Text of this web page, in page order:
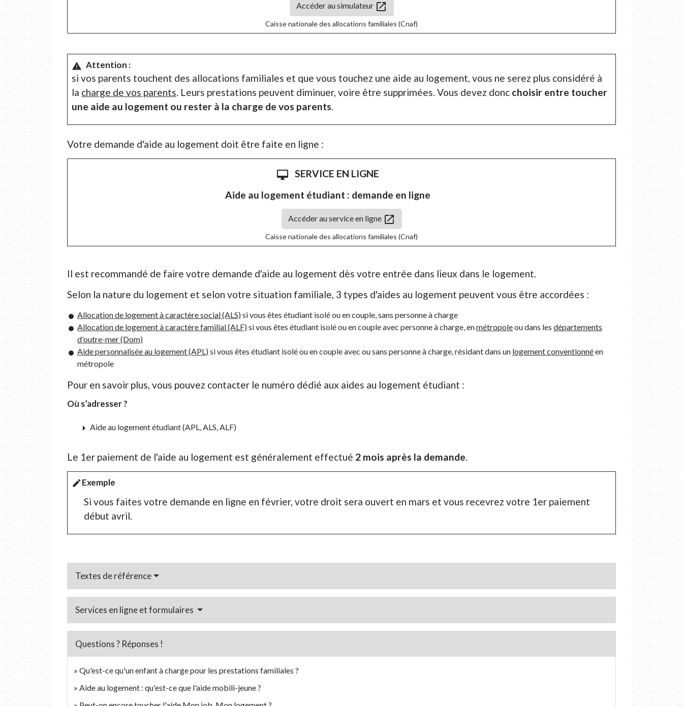
Accéder au simulateur open_in_new
Caisse nationale des allocations familiales (Cnaf)
warning Attention :
si vos parents touchent des allocations familiales et que vous touchez une aide au logement, vous ne serez plus considéré à
la charge de vos parents. Leurs prestations peuvent diminuer, voire être supprimées. Vous devez donc choisir entre toucher
une aide au logement ou rester à la charge de vos parents.
Votre demande d'aide au logement doit être faite en ligne :
desktop_mac SERVICE EN LIGNE
Aide au logement étudiant : demande en ligne
Accéder au service en ligne open_in_new
Caisse nationale des allocations familiales (Cnaf)
Il est recommandé de faire votre demande d'aide au logement dès votre entrée dans lieux dans le logement.
Selon la nature du logement et selon votre situation familiale, 3 types d'aides au logement peuvent vous être accordées :
Allocation de logement à caractère social (ALS) si vous êtes étudiant isolé ou en couple, sans personne à charge
Allocation de logement à caractère familial (ALF) si vous êtes étudiant isolé ou en couple avec personne à charge, enmétropoleou dans les départements
d'outre-mer (Dom)
Aide personnalisée au logement (APL) si vous êtes étudiant isolé ou en couple avec ou sans personne à charge, résidant dans un logement conventionnéen
métropole
Pour en savoir plus, vous pouvez contacter le numéro dédié aux aides au logement étudiant :
Où s’adresser ?
arrow_right Aide au logement étudiant (APL, ALS, ALF)
Le 1er paiement de l'aide au logement est généralement effectué 2 mois après la demande.
editExemple
Si vous faites votre demande en ligne en février, votre droit sera ouvert en mars et vous recevrez votre 1er paiement
début avril.
Textes de référence
Services en ligne et formulaires
Questions ? Réponses !
Qu'est-ce qu'un enfant à charge pour les prestations familiales ?
Aide au logement : qu'est-ce que l'aide mobili-jeune ?